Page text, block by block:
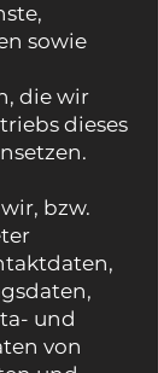
sowie
die wir
dieses
bzw.
und
von